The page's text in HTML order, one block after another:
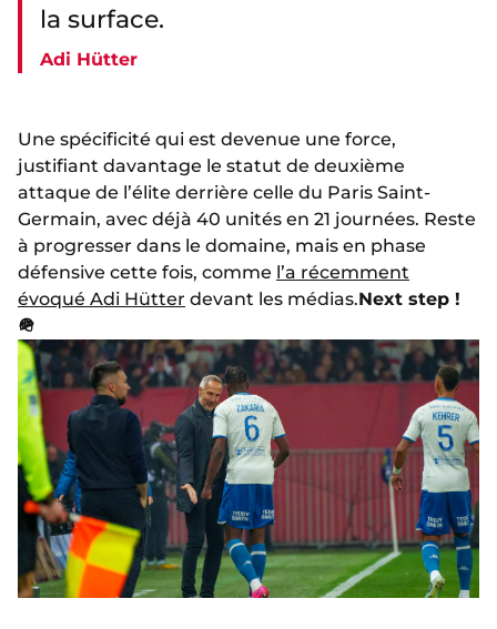
la surface.
Adi Hütter
Une spécificité qui est devenue une force,
justifiant davantage le statut de deuxième
attaque de l’élite derrière celle du Paris Saint-
Germain, avec déjà 40 unités en 21 journées. Reste
à progresser dans le domaine, mais en phase
défensive cette fois, comme l’a récemment
évoqué Adi Hütter devant les médias.Next step !
🪖